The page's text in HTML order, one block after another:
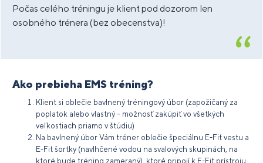
Počas celého tréningu je klient pod dozorom len
osobného trénera (bez obecenstva)!
Ako prebieha EMS tréning?
Klient si oblečie bavlnený tréningový úbor (zapožičaný za
poplatok alebo vlastný – možnosť zakúpiť vo všetkých
veľkostiach priamo v štúdiu)
Na bavlnený úbor Vám tréner oblečie špeciálnu E-Fit vestu a
E-Fit šortky (navlhčené vodou na svalových skupinách, na
ktoré bude tréning zameraný), ktoré pripojí k E-Fit prístroju